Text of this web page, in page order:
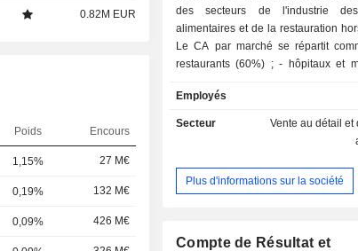
0.82M EUR
Poids Encours
1,15% 27 M€
0,19% 132 M€
0,09% 426 M€
des secteurs de l'industrie
alimentaires et de la restauration
Le CA par marché se répartit
restaurants (60%) ; - hôpitaux et maisons de
organisations gouvernementales (8%) ; -
et motels (7%) ; - autres (17%). Le CA par
famille de produits se ventile entre
surgelées (18%), fruits et légumes
produits de boulangerie (15%),
poissons (3%) et autres (8%). Au 28 juin 2025,
Employés
Secteur
Vente au détail et
Plus d'informations sur la société
Compte de Résultat et